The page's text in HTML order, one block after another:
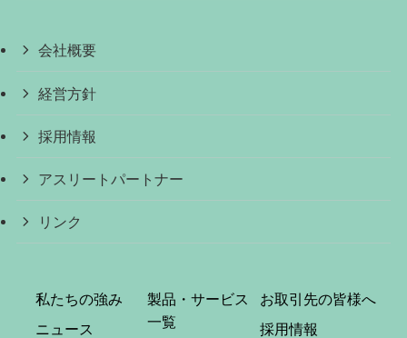
会社概要
経営方針
採用情報
アスリートパートナー
リンク
私たちの強み
ニュース
製品・サービス
一覧
お取引先の皆様へ
採用情報